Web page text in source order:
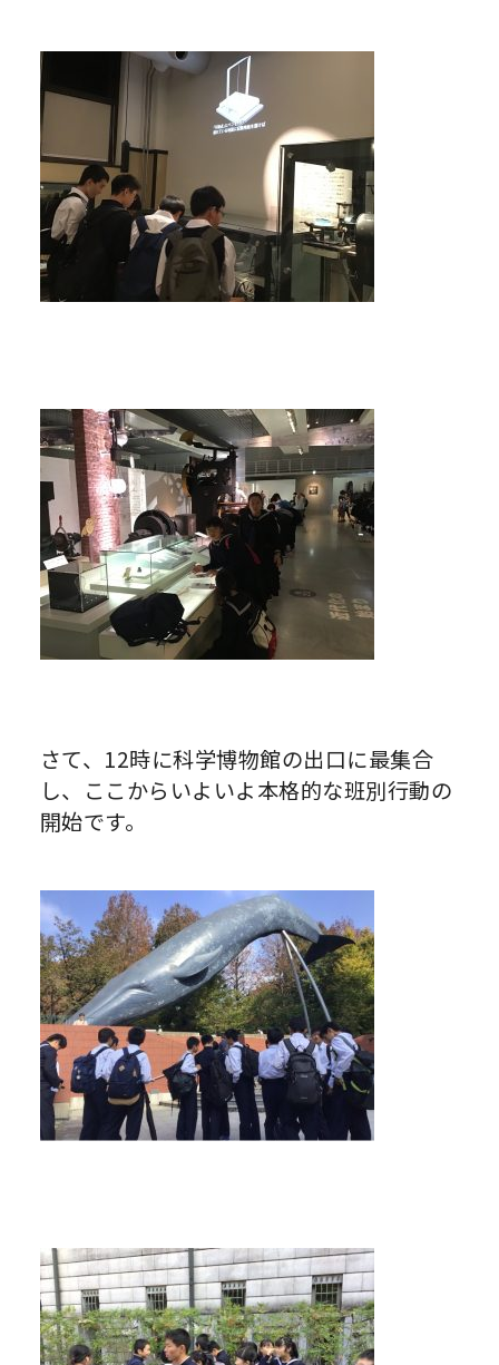
さて、12時に科学博物館の出口に最集合
し、ここからいよいよ本格的な班別行動の
開始です。